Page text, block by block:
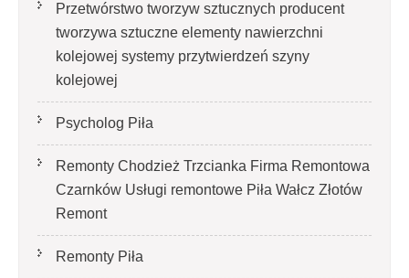
Przetwórstwo tworzyw sztucznych producent
tworzywa sztuczne elementy nawierzchni
kolejowej systemy przytwierdzeń szyny
kolejowej
Psycholog Piła
Remonty Chodzież Trzcianka Firma Remontowa
Czarnków Usługi remontowe Piła Wałcz Złotów
Remont
Remonty Piła